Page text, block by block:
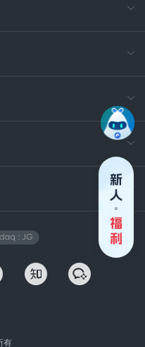
有
电
400-
技
安
企